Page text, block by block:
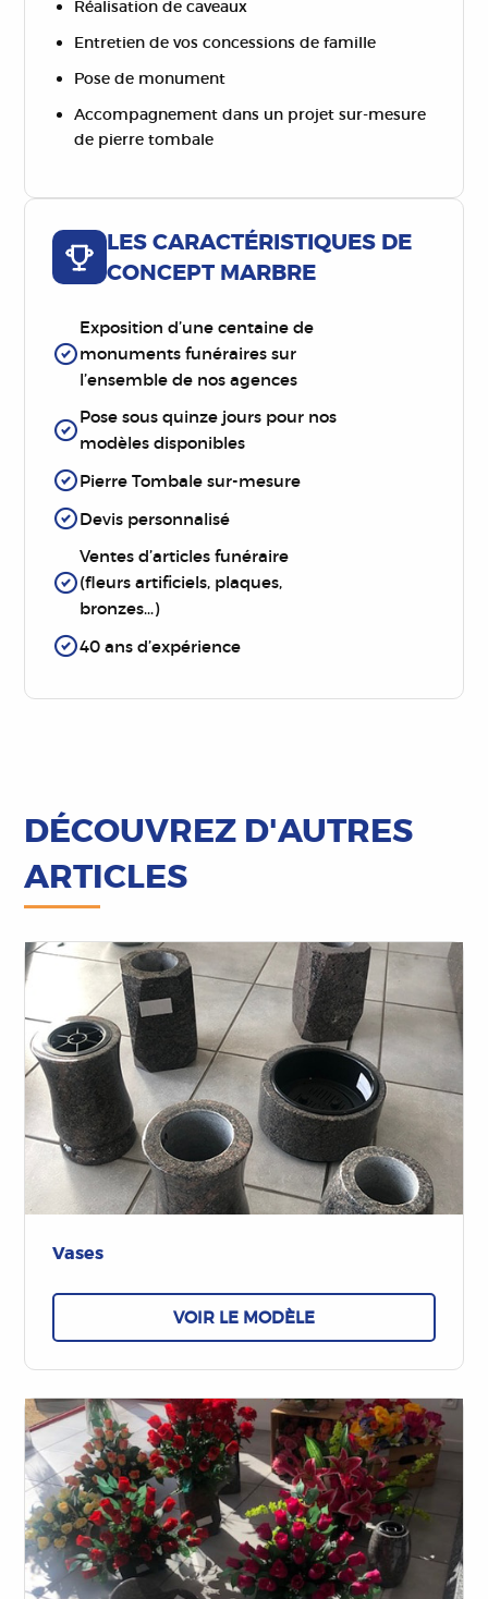
Réalisation de caveaux
Entretien de vos concessions de famille
Pose de monument
Accompagnement dans un projet sur-mesure
de pierre tombale
LES CARACTÉRISTIQUES DE
CONCEPT MARBRE
Exposition d’une centaine de
monuments funéraires sur
l’ensemble de nos agences
Pose sous quinze jours pour nos
modèles disponibles
Pierre Tombale sur-mesure
Devis personnalisé
Ventes d’articles funéraire
(fleurs artificiels, plaques,
bronzes…)
40 ans d’expérience
DÉCOUVREZ D'AUTRES
ARTICLES
Vases
VOIR LE MODÈLE